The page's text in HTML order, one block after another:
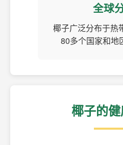
全球
椰子广泛分布于热
80多个国家和地
椰子的